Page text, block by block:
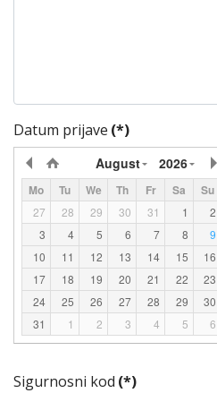
Datum prijave (*)
August 2026
Mo Tu We Th Fr Sa Su
27 28 29 30 31 1
2
3
4 5 6 7 8
9
10
11 12 13 14 15
16
17
18 19 20 21 22
23
24
25 26 27 28 29
30
31
1 2 3 4 5 6
Sigurnosni kod (*)